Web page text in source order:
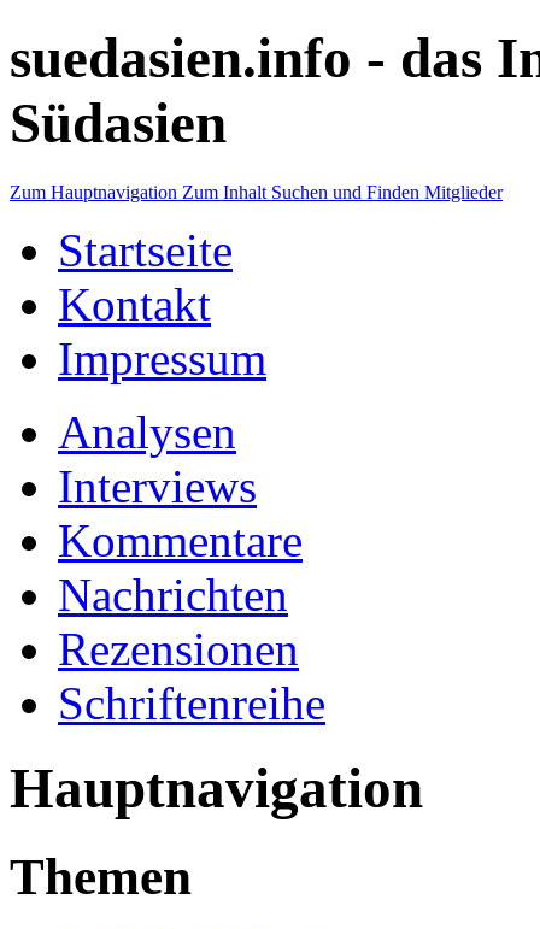
suedasien.info - das
Südasien
Zum Hauptnavigation Zum Inhalt Suchen und Finden Mitglieder
Startseite
Kontakt
Impressum
Analysen
Interviews
Kommentare
Nachrichten
Rezensionen
Schriftenreihe
Hauptnavigation
Themen